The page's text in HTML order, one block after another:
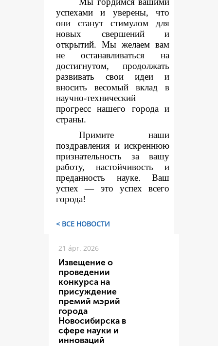
успехами и уверены, что
они станут стимулом для
новых свершений и
открытий. Мы желаем вам
не останавливаться на
достигнутом, продолжать
развивать свои идеи и
вносить весомый вклад в
научно-технический
прогресс нашего города и
страны.
Примите наши
поздравления и искреннюю
признательность за вашу
работу, настойчивость и
преданность науке. Ваш
успех — это успех всего
города!
< ВСЕ НОВОСТИ
21 ápr. 2026
Извещение о
проведении
конкурса на
присуждение
премий мэрий
города
Новосибирска в
сфере науки и
инноваций